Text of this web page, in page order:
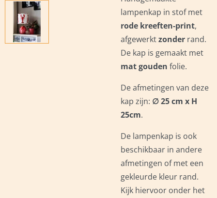
lampenkap in stof met
rode kreeften-print,
afgewerktzonder rand.
De kap is gemaakt met
matgouden folie.
De afmetingen van deze
kap zijn: ∅ 25 cm x H
25cm.
De lampenkap is ook
beschikbaar in andere
afmetingen of met een
gekleurde kleur rand.
Kijk hiervoor onder het